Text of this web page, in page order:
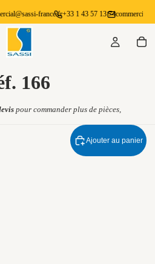
france.fr+33 1 43 57 13 74
166
pour commander plus de pièces,
Ajouter au panier